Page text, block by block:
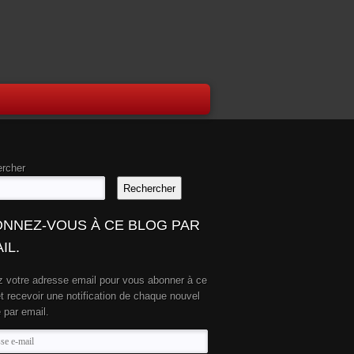
Rechercher
VOUS À CE BLOG PAR
votre adresse email pour vous abonner à ce
recevoir une notification de chaque nouvel
par email.